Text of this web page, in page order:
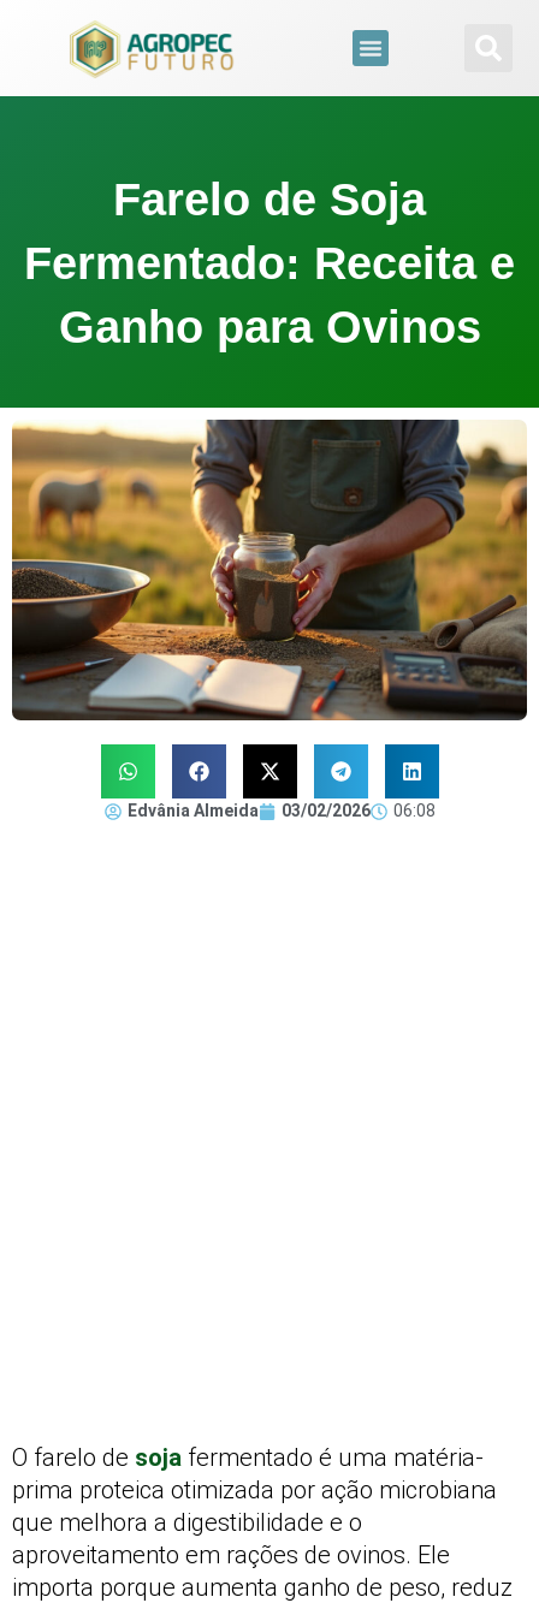
conteúdo
Farelo de Soja
Fermentado: Receita e
Ganho para Ovinos
Edvânia Almeida 03/02/2026 06:08
O farelo de soja fermentado é uma matéria-
prima proteica otimizada por ação microbiana
que melhora a digestibilidade e o
aproveitamento em rações de ovinos. Ele
importa porque aumenta ganho de peso, reduz